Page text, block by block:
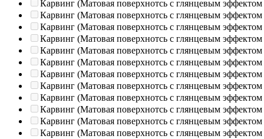
Карвинг (Матовая поверхнотсь с глянцевым эффектом
Карвинг (Матовая поверхнотсь с глянцевым эффектом
Карвинг (Матовая поверхнотсь с глянцевым эффектом
Карвинг (Матовая поверхнотсь с глянцевым эффектом
Карвинг (Матовая поверхнотсь с глянцевым эффектом
Карвинг (Матовая поверхнотсь с глянцевым эффектом
Карвинг (Матовая поверхнотсь с глянцевым эффектом
Карвинг (Матовая поверхнотсь с глянцевым эффектом
Карвинг (Матовая поверхнотсь с глянцевым эффектом
Карвинг (Матовая поверхнотсь с глянцевым эффектом
Карвинг (Матовая поверхнотсь с глянцевым эффектом
Карвинг (Матовая поверхнотсь с глянцевым эффектом